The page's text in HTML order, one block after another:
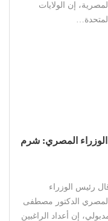
المصرية، إن الولايات
المتحدة…
كوب 27.. رئيس الوزراء المصري: شرم
رئيس الوزراء
الدكتور مصطفى
إن أعداد الراغبين